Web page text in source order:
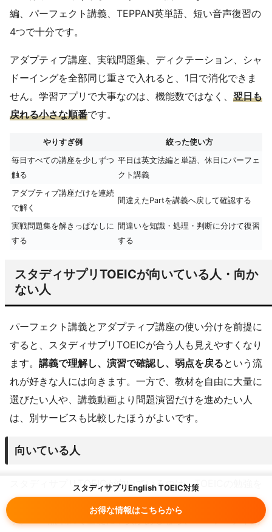
スタディサプリEnglish TOEIC対策
お得な情報はこちらから
編、パーフェクト講義、TEPPAN英単語、短い音声復習の
4つで十分です。
アダプティブ講座、実戦問題集、ディクテーション、シャ
ドーイングを全部同じ重さで入れると、1日で消化できま
せん。学習アプリで大事なのは、機能数ではなく、 翌日も
戻れる小さな順番です。
やりすぎ例
絞った使い方
毎日すべての講座を少しずつ
触る
平日は英文法編と単語、休日にパーフェ
クト講義
アダプティブ講座だけを連続
で解く
間違えたPartを講義へ戻して確認する
実戦問題集を解きっぱなしに
する
間違いを知識・処理・判断に分けて復習
する
スタディサプリTOEICが向いている人・向か
ない人
パーフェクト講義とアダプティブ講座の使い分けを前提に
すると、スタディサプリTOEICが合う人も見えやすくなり
ます。 講義で理解し、演習で確認し、弱点を戻るという流
れが好きな人には向きます。一方で、教材を自由に大量に
選びたい人や、講義動画より問題演習だけを進めたい人
は、別サービスも比較したほうがよいです。
向いている人
スタディサプリTOEICが向いているのは、TOEICの勉強を
始めたいけれど、何から手をつけるべきか迷っている人で
す。600点未満で基礎に不安があるなら、パーフェクト講